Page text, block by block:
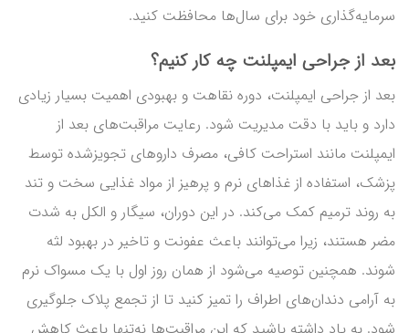
سرمایه‌گذاری خود برای سال‌ها محافظت کنید.
بعد از جراحی ایمپلنت چه کار کنیم؟
بعد از جراحی ایمپلنت، دوره نقاهت و بهبودی اهمیت بسیار زیادی
دارد و باید با دقت مدیریت شود. رعایت مراقبت‌های بعد از
ایمپلنت مانند استراحت کافی، مصرف داروهای تجویزشده توسط
پزشک، استفاده از غذاهای نرم و پرهیز از مواد غذایی سخت و تند
به روند ترمیم کمک می‌کند. در این دوران، سیگار و الکل به شدت
مضر هستند، زیرا می‌توانند باعث عفونت و تاخیر در بهبود لثه
شوند. همچنین توصیه می‌شود از همان روز اول با یک مسواک نرم
به آرامی دندان‌های اطراف را تمیز کنید تا از تجمع پلاک جلوگیری